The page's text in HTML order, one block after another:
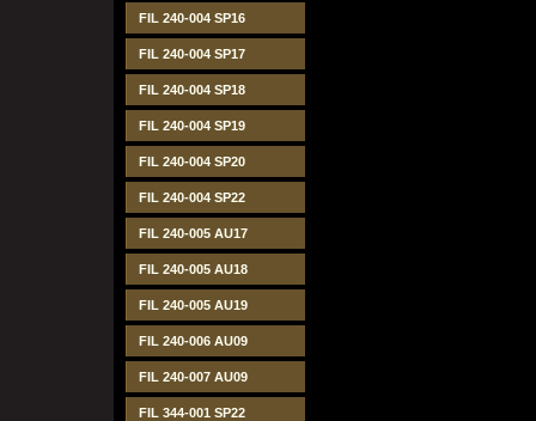
FIL 240-004 SP16
FIL 240-004 SP17
FIL 240-004 SP18
FIL 240-004 SP19
FIL 240-004 SP20
FIL 240-004 SP22
FIL 240-005 AU17
FIL 240-005 AU18
FIL 240-005 AU19
FIL 240-006 AU09
FIL 240-007 AU09
FIL 344-001 SP22